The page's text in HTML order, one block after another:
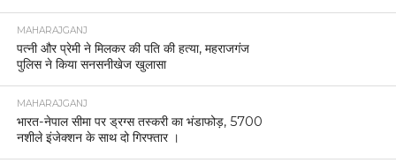
MAHARAJGANJ
पत्नी और प्रेमी ने मिलकर की पति की हत्या, महराजगंज
पुलिस ने किया सनसनीखेज खुलासा
MAHARAJGANJ
भारत-नेपाल सीमा पर ड्रग्स तस्करी का भंडाफोड़, 5700
नशीले इंजेक्शन के साथ दो गिरफ्तार ।